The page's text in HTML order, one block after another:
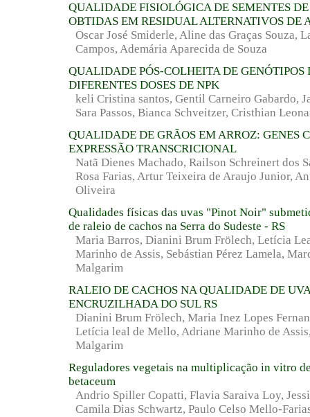
QUALIDADE FISIOLÓGICA DE SEMENTES
OBTIDAS EM RESIDUAL ALTERNATIVOS DE
Oscar José Smiderle, Aline das Graças Souza,
Campos, Ademária Aparecida de Souza
QUALIDADE PÓS-COLHEITA DE GENÓTIPOS
DIFERENTES DOSES DE NPK
keli Cristina santos, Gentil Carneiro Gabardo,
Sara Passos, Bianca Schveitzer, Cristhian
QUALIDADE DE GRÃOS EM ARROZ: GENES
EXPRESSÃO TRANSCRICIONAL
Natã Dienes Machado, Railson Schreinert dos
Rosa Farias, Artur Teixeira de Araujo Junior,
Oliveira
Qualidades físicas das uvas "Pinot Noir"
de raleio de cachos na Serra do Sudeste - RS
Maria Barros, Dianini Brum Frölech, Letícia
Marinho de Assis, Sebástian Pérez Lamela,
Malgarim
RALEIO DE CACHOS NA QUALIDADE DE
ENCRUZILHADA DO SUL RS
Dianini Brum Frölech, Maria Inez Lopes
Letícia leal de Mello, Adriane Marinho de
Malgarim
Reguladores vegetais na multiplicação in vitro
betaceum
Andrio Spiller Copatti, Flavia Saraiva Loy,
Camila Dias Schwartz, Paulo Celso Mello-